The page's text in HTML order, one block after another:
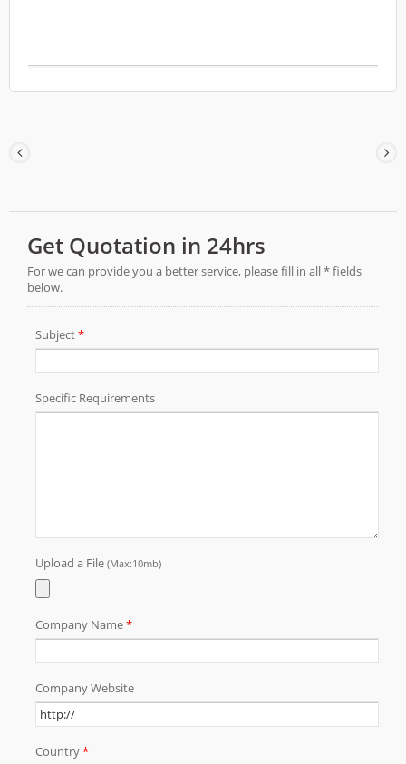
منتجات العناية بالفم للأطفال في الصيدليات